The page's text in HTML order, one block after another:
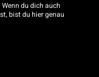
du dich auch
bist du hier genau